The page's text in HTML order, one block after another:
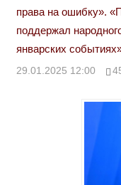
права на ошибку».
поддержал
январских
29.01.2025 12:00